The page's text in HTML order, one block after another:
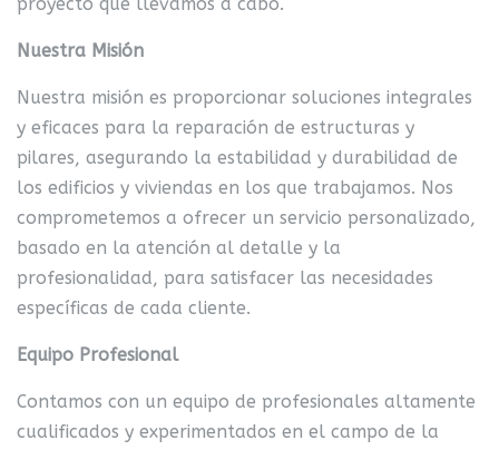
Nuestra Misión
Nuestra misión es proporcionar soluciones integrales
y eficaces para la reparación de estructuras y
pilares, asegurando la estabilidad y durabilidad de
los edificios y viviendas en los que trabajamos. Nos
comprometemos a ofrecer un servicio personalizado,
basado en la atención al detalle y la
profesionalidad, para satisfacer las necesidades
específicas de cada cliente.
Equipo Profesional
Contamos con un equipo de profesionales altamente
cualificados y experimentados en el campo de la